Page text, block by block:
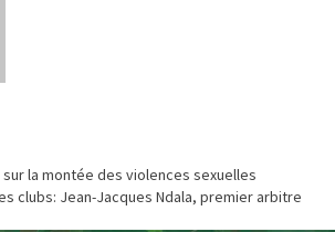
sur la montée des violences sexuelles
clubs: Jean-Jacques Ndala, premier arbitre